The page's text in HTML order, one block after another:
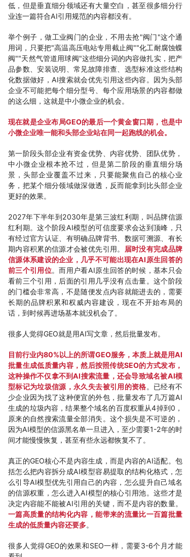
低，但是垂直细分领域还有大量空白，甚至很多细分行
业连一篇符合AI引用规范的内容都没有。
举个例子，做工业阀门的企业，不用去抢"阀门"这个通
用词，只要把"高温高压电站专用截止阀""化工耐腐蚀蝶
阀""天然气管道用球阀"这些细分词的内容做扎实，把产
品参数、安装说明、常见故障排查、选型标准这些结构
化数据做好，AI搜索就会优先引用这些内容。因为头部
企业不可能把每个细分型号、每个应用场景的内容都做
的这么细，这就是中小微企业的机会。
现在就是企业布局GEO的最后一个黄金窗口期，也是中
小微企业唯一能和头部企业站在同一起跑线的机会。
第一阶段头部企业有资金优势、内容优势、团队优势，
中小微企业根本抢不过，但是第二阶段的垂直细分场
景，头部企业覆盖不过来，只要能聚焦自己的核心业
务，把某个细分领域做深做透，反而能拿到比头部企业
更好的效果。
2027年下半年到2030年是第三波红利期，叫品牌信源
红利期。这个阶段AI模型的可信度要求会达到顶峰，只
有经过官方认证、有明确品牌背书、数据可溯源、有长
期内容积累的信源才会被优先引用。 届时没有完成品牌
信源体系建设的企业，几乎不可能出现在AI原生回答的
前三个引用位。而用户看AI原生回答的时候，基本只会
看前三个引用，后面的引用几乎没有点击量。这个阶段
的门槛会非常高，不是随便发点内容就能进去的，需要
长期的品牌积累和权威内容建设，现在不开始布局的
话，到时候再进场基本就没机会了。
很多人觉得GEO就是用AI写文章，然后批量发布。
目前行业内80%以上的所谓GEO服务，本质上就是用AI
批量生成低质量内容，然后按照传统SEO的方式发布，
这种操作不仅拿不到AI搜索流量，还会导致域名被AI模
型标记为垃圾信源，永久失去被引用的资格。已经有不
少企业因为找了这种便宜的外包，批量发布了几万篇AI
生成的垃圾内容，结果整个域名的百度权重从4掉到0，
原来的自然搜索流量全部消失。这个损失是不可逆的，
因为AI模型的信源黑名单一旦进入，至少需要1-2年的时
间才能慢慢恢复，甚至有些永远都恢复不了。
真正的GEO核心不是内容生成，而是内容的AI适配。包
括怎么把内容拆分成AI模型容易提取的结构化格式，怎
么引导AI模型优先引用自己的内容，怎么提升自己域名
的信源权重，怎么进入AI模型的核心引用池。这些才是
决定内容能不能被AI引用的关键，而不是内容的数量。
一篇高质量的结构化内容，能带来的流量比一百篇批量
生成的低质量内容还要多。
很多人觉得GEO的效果和SEO一样，需要3-6个月才能